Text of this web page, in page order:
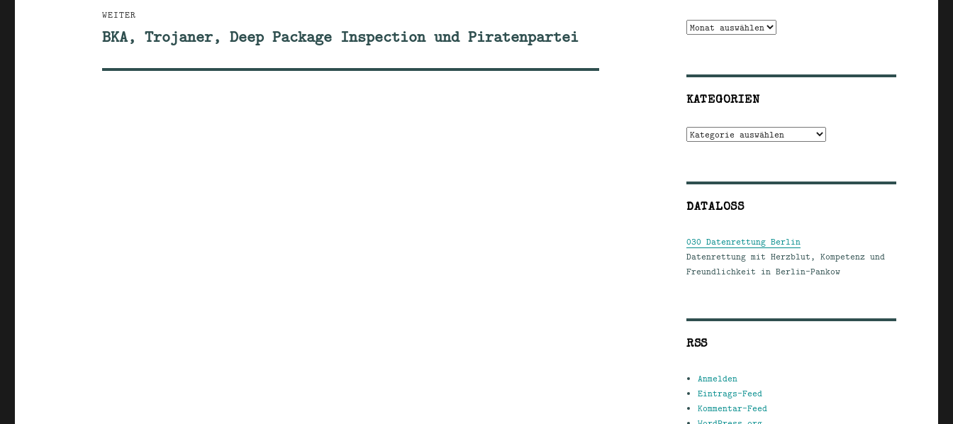
WEITER
Nächster
BKA, Trojaner, Deep Package Inspection und Piratenpartei Archiv
KATEGORIEN
Kategorien
DATALOSS
030 Datenrettung Berlin
Datenrettung mit Herzblut, Kompetenz und
Freundlichkeit in Berlin-Pankow
RSS
Anmelden
Eintrags-Feed
Kommentar-Feed